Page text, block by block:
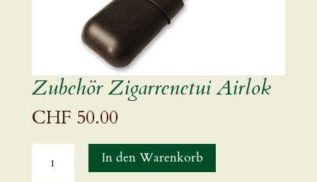
Zubehör Zigarrenetui Airlok
CHF 50.00
Zigarrenetui
In den Warenkorb